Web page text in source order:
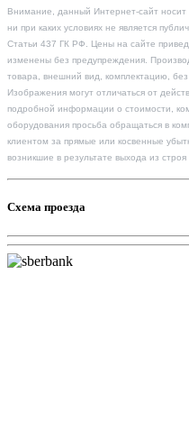
Внимание, данный Интернет-сайт
ни при каких условиях не является
Статьи 437 ГК РФ. Цены на сайте
изменены без предупреждения.
товара, внешний вид, комплектацию,
Изображения могут отличаться от
подробной информации о стоимости,
оборудования просьба обращаться в
клиентом за прямые или косвенные
возникшие в результате выхода из
Схема проезда